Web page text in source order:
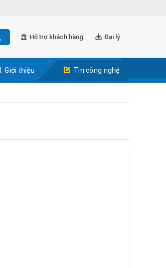
Hỗ trợ khách hàng Đại lý
Giới thiệu Tin công nghệ